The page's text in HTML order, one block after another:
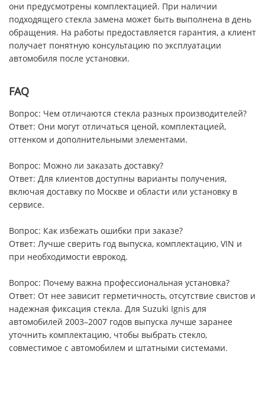
они предусмотрены комплектацией. При наличии
подходящего стекла замена может быть выполнена в день
обращения. На работы предоставляется гарантия, а клиент
получает понятную консультацию по эксплуатации
автомобиля после установки.
FAQ
Вопрос: Чем отличаются стекла разных производителей?
Ответ: Они могут отличаться ценой, комплектацией,
оттенком и дополнительными элементами.
Вопрос: Можно ли заказать доставку?
Ответ: Для клиентов доступны варианты получения,
включая доставку по Москве и области или установку в
сервисе.
Вопрос: Как избежать ошибки при заказе?
Ответ: Лучше сверить год выпуска, комплектацию, VIN и
при необходимости еврокод.
Вопрос: Почему важна профессиональная установка?
Ответ: От нее зависит герметичность, отсутствие свистов и
надежная фиксация стекла. Для Suzuki Ignis для
автомобилей 2003–2007 годов выпуска лучше заранее
уточнить комплектацию, чтобы выбрать стекло,
совместимое с автомобилем и штатными системами.